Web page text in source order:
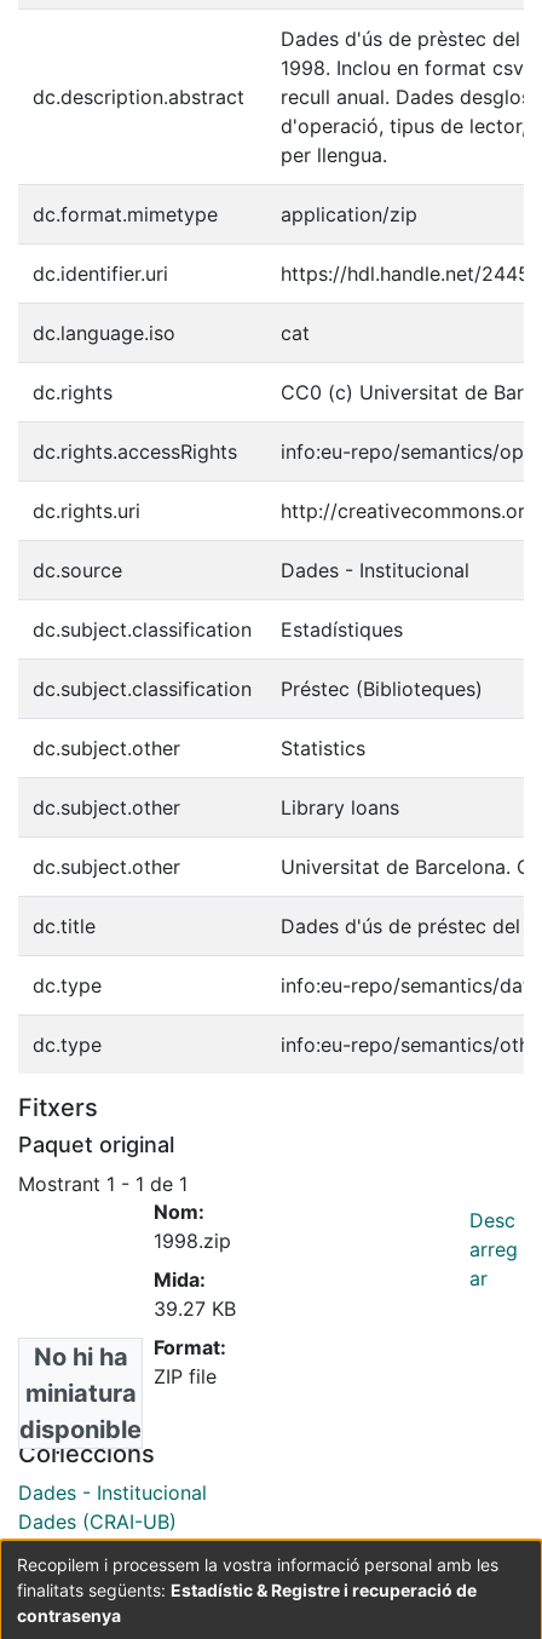
dc.description.abstract
Dades d'ús de prèstec del
1998. Inclou en format csv
recull anual. Dades
d'operació, tipus de lector,
per llengua.
dc.format.mimetype application/zip
dc.identifier.uri https://hdl.handle.net/2445/
dc.language.iso cat
dc.rights CC0 (c) Universitat de
dc.rights.accessRights info:eu-repo/semantics/
dc.rights.uri http://
dc.source Dades - Institucional
dc.subject.classification Estadístiques
dc.subject.classification Préstec (Biblioteques)
dc.subject.other Statistics
dc.subject.other Library loans
dc.subject.other Universitat de Barcelona.
dc.title Dades d'ús de préstec del
dc.type info:eu-repo/semantics/
dc.type info:eu-repo/semantics/
Fitxers
Paquet original
Mostrant 1 - 1 de 1
No hi ha
miniatura
disponible
Nom:
1998.zip
Mida:
39.27 KB
Format:
ZIP file
Desc
arreg
ar
Col·leccions
Dades - Institucional
Dades (CRAI-UB)
Coordinació:CRAI UB Avís legal
Metadades
subjectes a:
Recopilem i processem la vostra informació personal amb les
finalitats següents: Estadístic & Registre i recuperació de
contrasenya